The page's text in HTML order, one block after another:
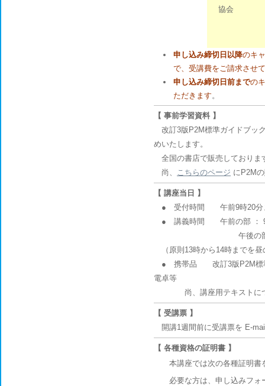
協会
申し込み締切日以降のキ
で、受講費をご請求させ
申し込み締切日前までの
ただきます。
【 事前学習資料 】
改訂3版P2M標準ガイドブッ
めいたします。
全国の書店で販売しておりま
尚、 こちらのページ にP2M
【 講座当日 】
● 受付時間 午前9時20分ま
● 講義時間 午前の部 ： 9
午後の部 ： 14
（原則13時から14時までを昼
● 携帯品 改訂3版P2M標準
電卓等
尚、講座用テキストにつき
【 受講票 】
開講1週間前に受講票を E-
【 各種資格の証明書 】
本講座では次の各種証明書
必要な方は、申し込みフ